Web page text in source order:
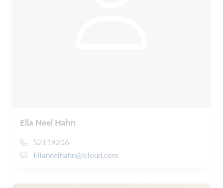
Ella Neel Hahn
52119206
Ellaneelhahn@icloud.com